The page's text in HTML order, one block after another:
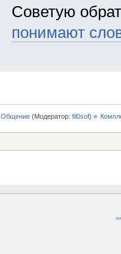
Советую
понимают
Общение(Модератор: fil0sof) »